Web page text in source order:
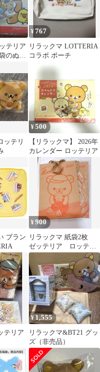
テリア
のぬい
¥767
リラックマ LOTTERIA
コラボ ポーチ
ッテリ
¥500
【リラックマ】 2026年
カレンダー ロッテリア
ブラン
¥900
リラックマ 紙袋2枚
ゼッテリア ロッテリ
ア Lucky Bag 2026 紙袋
テリア
¥ 1,555
リラックマ&BT21 グッ
ズ（非売品）